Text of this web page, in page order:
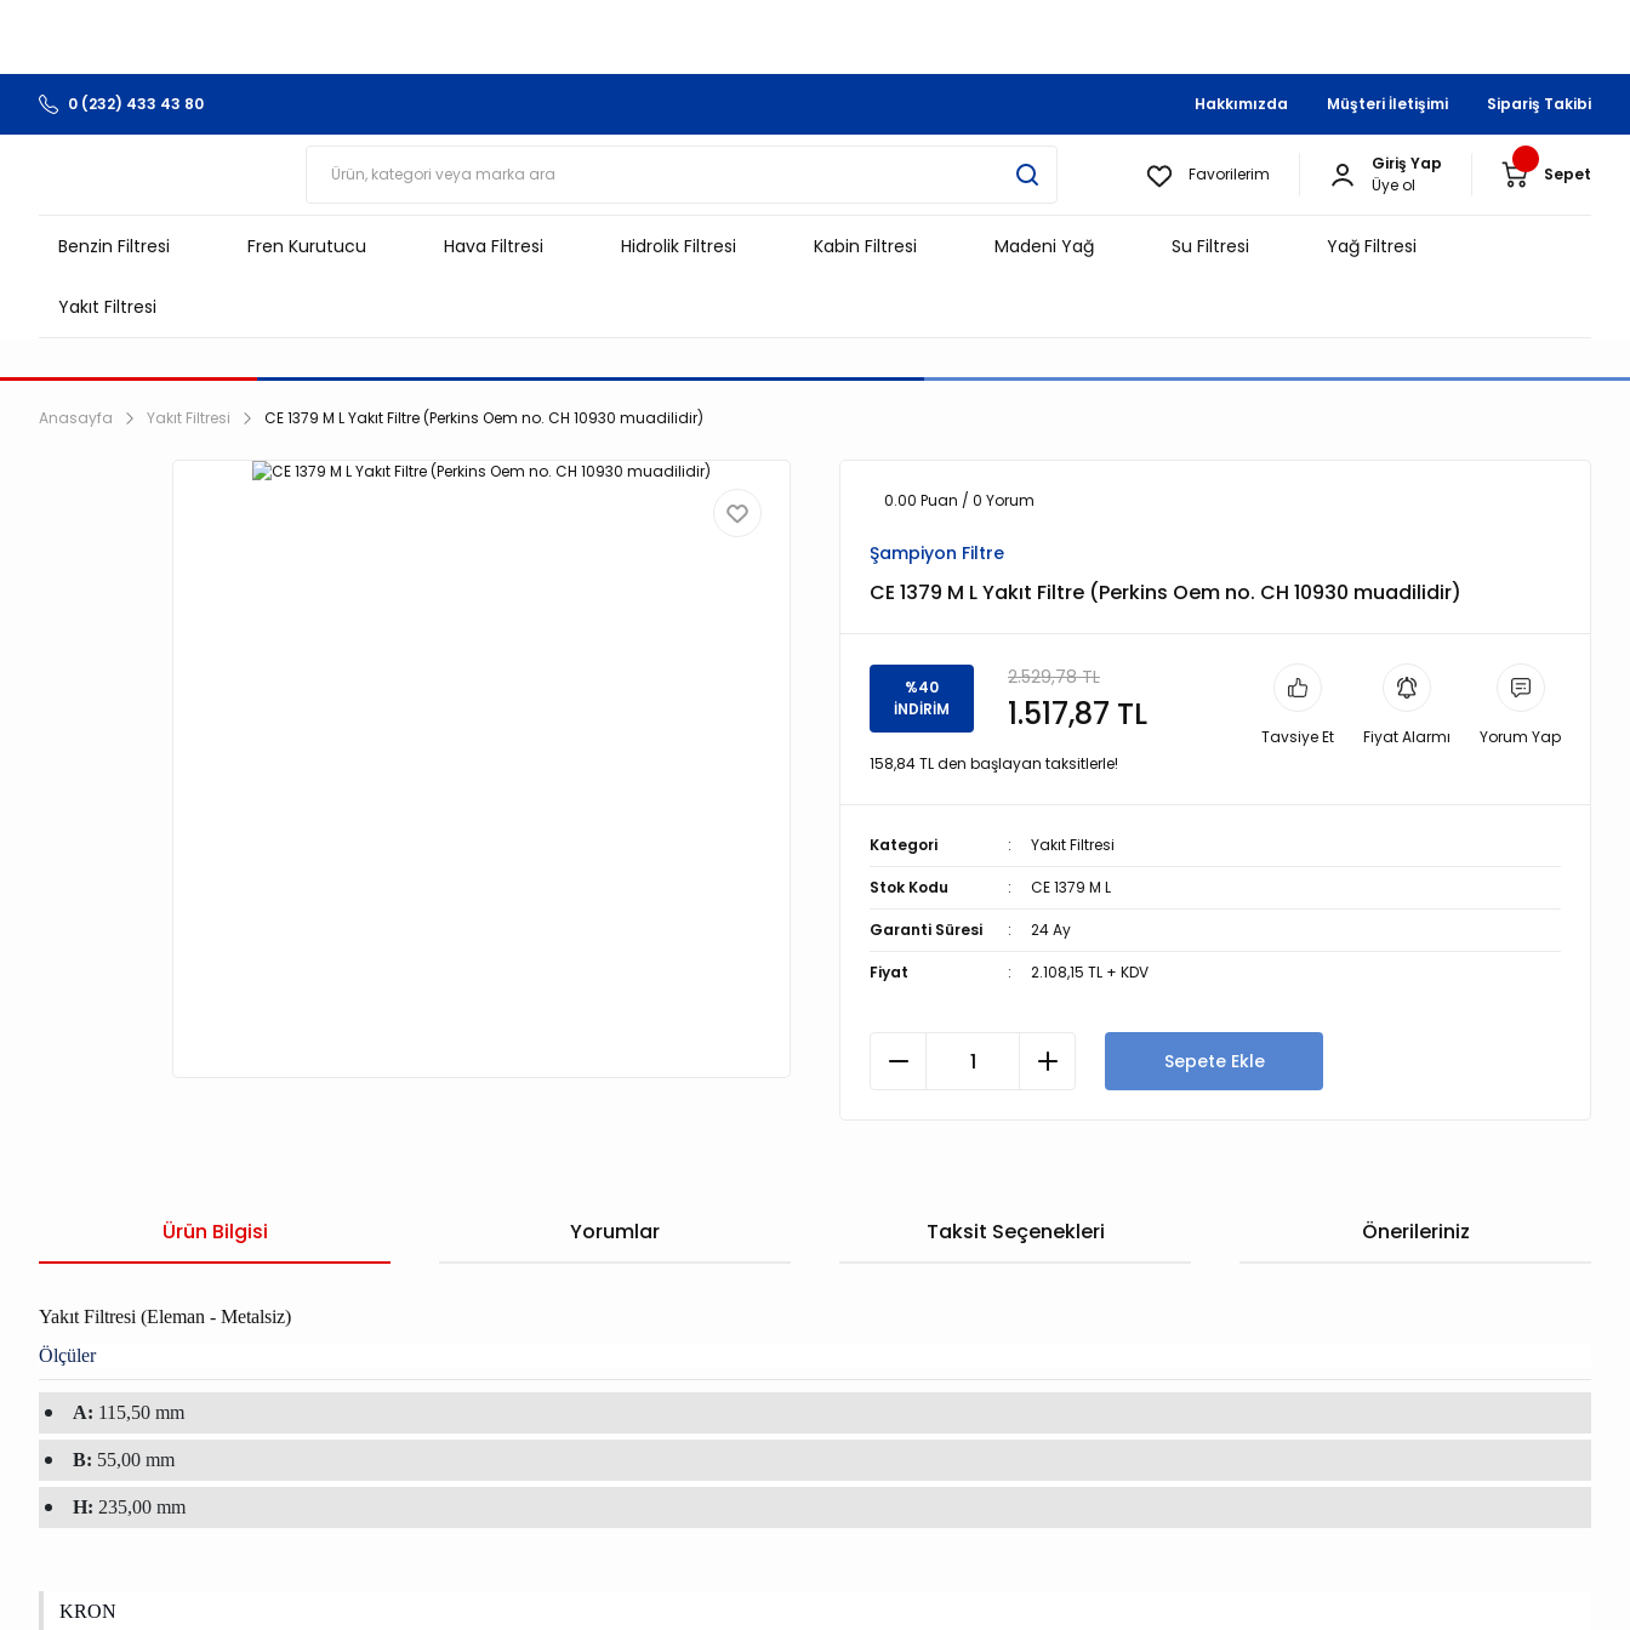
0 (232) 433 43 80 Hakkımızda Müşteri İletişimi Sipariş Takibi
Favorilerim
Giriş Yap
Üye ol
Sepet
Benzin Filtresi Fren Kurutucu Hava Filtresi Hidrolik Filtresi Kabin Filtresi Madeni Yağ Su Filtresi Yağ Filtresi
Yakıt Filtresi
Anasayfa Yakıt Filtresi CE 1379 M L Yakıt Filtre (Perkins Oem no. CH 10930 muadilidir)
0.00 Puan / 0 Yorum
Şampiyon Filtre
CE 1379 M L Yakıt Filtre (Perkins Oem no. CH 10930 muadilidir)
%40
İNDİRİM
2.529,78 TL
1.517,87 TL
158,84 TL den başlayan taksitlerle!
Tavsiye Et Fiyat Alarmı Yorum Yap
Kategori Yakıt Filtresi
Stok Kodu CE 1379 M L
Garanti Süresi 24 Ay
Fiyat 2.108,15 TL + KDV
Sepete Ekle
Ürün Bilgisi Yorumlar Taksit Seçenekleri Önerileriniz
Yakıt Filtresi (Eleman - Metalsiz)
Ölçüler
A: 115,50 mm
B: 55,00 mm
H: 235,00 mm
KRON